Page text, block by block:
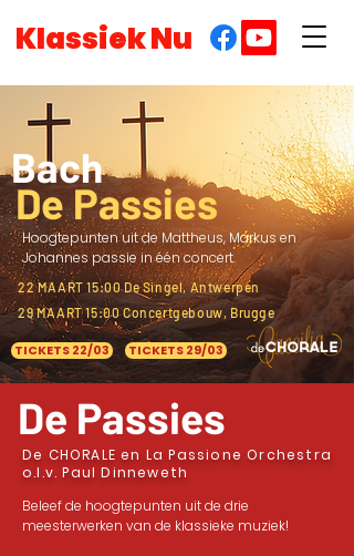
Bach
De Passies
Hoogtepunten uit de Mattheus, Markus en
Johannes passie in één concert.
22 MAART 15:00 De Singel, Antwerpen
29 MAART 15:00 Concertgebouw, Brugge
TICKETS 22/03 TICKETS 29/03
De Passies
De CHORALE en La Passione Orchestra
o.l.v. Paul Dinneweth
Beleef de hoogtepunten uit de drie
meesterwerken van de klassieke muziek!
Klassiek Nu